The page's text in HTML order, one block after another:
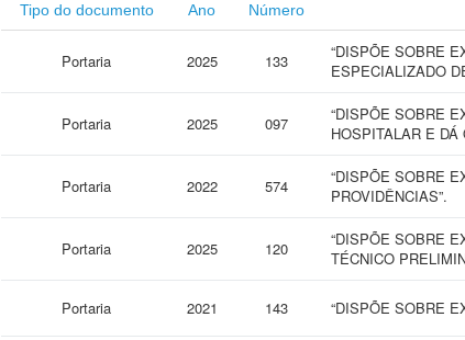
Tipo do documento Ano Número
Portaria 2025 133
“DISPÕE SOBRE
ESPECIALIZADO
Portaria 2025 097
“DISPÕE SOBRE
HOSPITALAR E DÁ
Portaria 2022 574
“DISPÕE SOBRE
PROVIDÊNCIAS”.
Portaria 2025 120
“DISPÕE SOBRE
TÉCNICO
Portaria 2021 143 “DISPÕE SOBRE